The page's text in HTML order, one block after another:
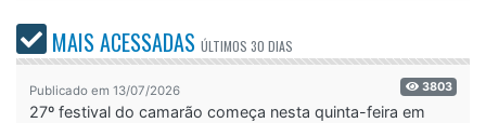
MAIS ACESSADAS ÚLTIMOS 30 DIAS
Publicado em 13/07/2026 3803
27º festival do camarão começa nesta quinta-feira em